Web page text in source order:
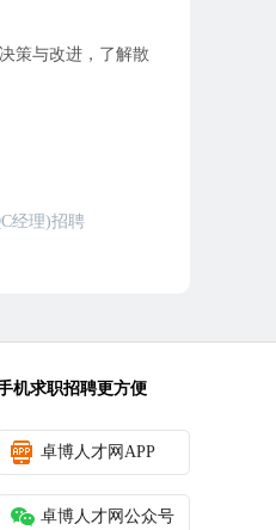
策与改进，了解散
经理)招聘
机求职招聘更方便
卓博人才网APP
卓博人才网公众号